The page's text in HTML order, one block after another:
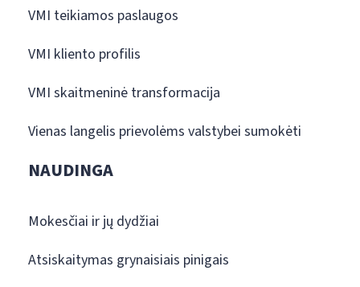
VMI teikiamos paslaugos
VMI kliento profilis
VMI skaitmeninė transformacija
Vienas langelis prievolėms valstybei sumokėti
NAUDINGA
Mokesčiai ir jų dydžiai
Atsiskaitymas grynaisiais pinigais